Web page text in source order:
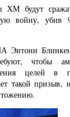
ХМ будут
войну, убив
Энтони
чтобы
целей в
такой призыв,